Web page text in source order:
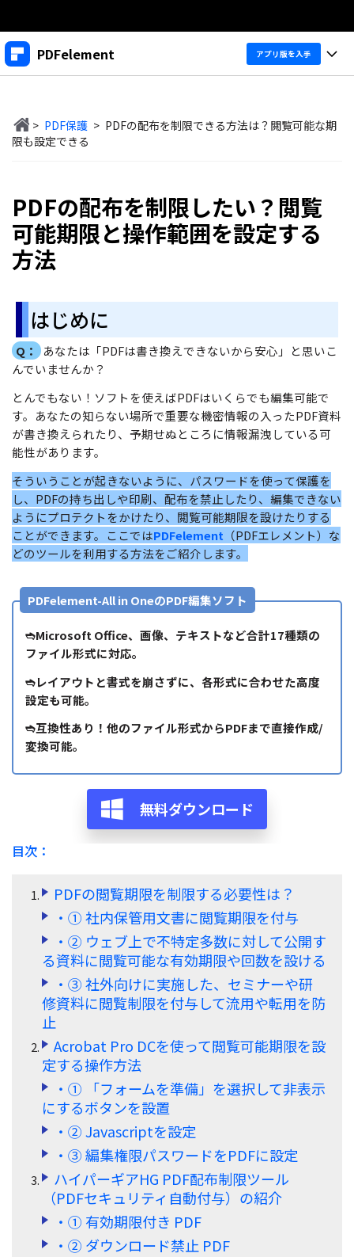
製品
概要
ソリューション
企業情報
サポート
PDFelement アプリ版を入手
デスクトップ
PDFelement Mac版
アプリ
Cloud
PDF オンラインツール
PDF を Excel に変換
PDF を圧縮
PDF を結合
PDF をトリミング
他のオンラインツール
製品機能
PDF 作成
PDF 変換
PDF フォーム
OCR
PDF 整理
PDF 結合
PDF 圧縮
ページ処理
トリミング
一括処理
PDF 共有
PDF データ抽出
PDF 保護
PDF 電子署名
閲覧・活用
PDF 注釈
AI ツール
個人向け
法人向け
教育向け
製品ガイド
Windowsユーザー向け
iOSユーザー向け
PDFelement 12へ
アップグレード！
ヘルプ＆リソース
PDFに関するコツ
教育現場で活用
確定申告
テレワークに関する
活用Tips
活用教室
PowerPointテンプレート
年賀状テンプレート
履歴書テンプレート
動画で学ぶ
サポート
よくある質問
ユーザーの声
私たちをフォロー
無料ダウンロード 購入する
検索
> PDF保護 > PDFの配布を制限できる方法は？閲覧可能な期
限も設定できる
PDFの配布を制限したい？閲覧
可能期限と操作範囲を設定する
方法
はじめに
Q：
あなたは「PDFは書き換えできないから安心」と思いこ
んでいませんか？
とんでもない！ソフトを使えばPDFはいくらでも編集可能で
す。あなたの知らない場所で重要な機密情報の入ったPDF資料
が書き換えられたり、予期せぬところに情報漏洩している可
能性があります。
そういうことが起きないように、パスワードを使って保護を
し、PDFの持ち出しや印刷、配布を禁止したり、編集できない
ようにプロテクトをかけたり、閲覧可能期限を設けたりする
ことができます。ここではPDFelement （PDFエレメント）な
どのツールを利用する方法をご紹介します。
PDFelement-All in OneのPDF編集ソフト
➬Microsoft Office、画像、テキストなど合計17種類の
ファイル形式に対応。
➬レイアウトと書式を崩さずに、各形式に合わせた高度
設定も可能。
➬互換性あり！他のファイル形式からPDFまで直接作成/
変換可能。
無料ダウンロード
目次：
PDFの閲覧期限を制限する必要性は？
・① 社内保管用文書に閲覧期限を付与
・② ウェブ上で不特定多数に対して公開す
る資料に閲覧可能な有効期限や回数を設ける
・③ 社外向けに実施した、セミナーや研
修資料に閲覧制限を付与して流用や転用を防
止
Acrobat Pro DCを使って閲覧可能期限を設
定する操作方法
・① 「フォームを準備」を選択して非表示
にするボタンを設置
・② Javascriptを設定
・③ 編集権限パスワードをPDFに設定
ハイパーギアHG PDF配布制限ツール
（PDFセキュリティ自動付与）の紹介
・① 有効期限付き PDF
・② ダウンロード禁止 PDF